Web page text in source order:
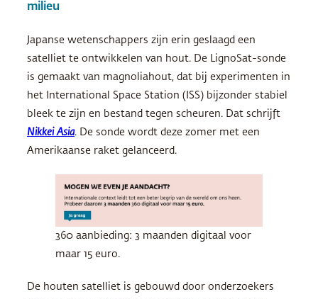
milieu
Japanse wetenschappers zijn erin geslaagd een
satelliet te ontwikkelen van hout. De LignoSat-sonde
is gemaakt van magnoliahout, dat bij experimenten in
het International Space Station (ISS) bijzonder stabiel
bleek te zijn en bestand tegen scheuren. Dat schrijft
Nikkei Asia. De sonde wordt deze zomer met een
Amerikaanse raket gelanceerd.
360 aanbieding: 3 maanden digitaal voor
maar 15 euro.
De houten satelliet is gebouwd door onderzoekers